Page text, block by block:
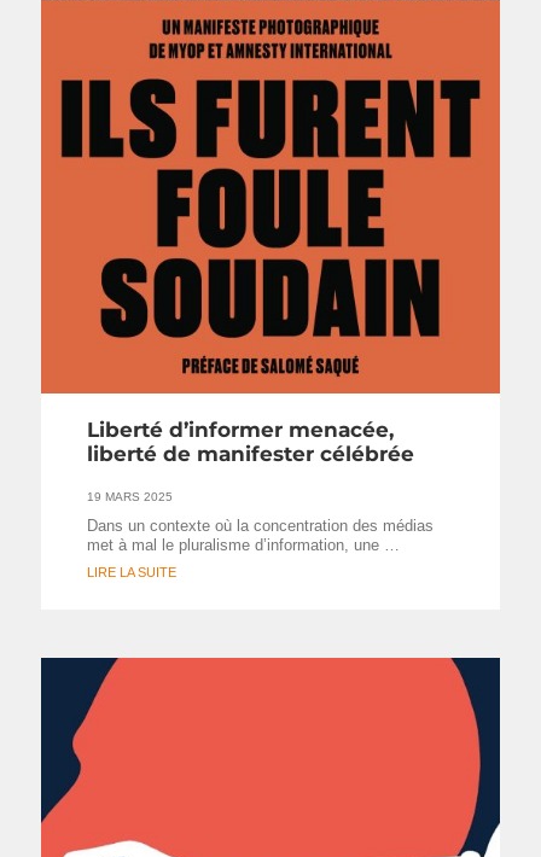
Liberté d’informer menacée,
liberté de manifester célébrée
19 MARS 2025
Dans un contexte où la concentration des médias
met à mal le pluralisme d’information, une …
LIRE LA SUITE